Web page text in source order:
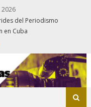
del Periodismo
en Cuba